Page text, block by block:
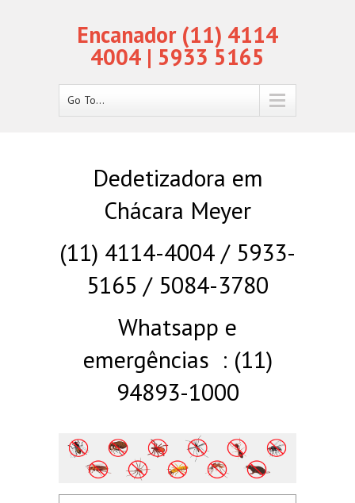
Encanador (11) 4114
4004 | 5933 5165
Go To...
Dedetizadora em
Chácara Meyer
(11) 4114-4004 / 5933-
5165 / 5084-3780
Whatsapp e
emergências : (11)
94893-1000